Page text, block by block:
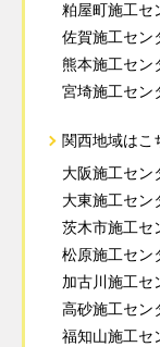
粕屋町施工セ
佐賀施工セン
熊本施工セン
宮埼施工セン
関西地域はこ
大阪施工セン
大東施工セン
茨木市施工セ
松原施工セン
加古川施工セ
高砂施工セン
福知山施工セ